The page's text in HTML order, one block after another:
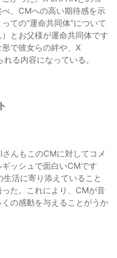
、CMへの高い期待感を示
ての“運命共同体”について
とお父様が運命共同体です
で彼女らの絆や、X
る内容になっている。
んもこのCMに対してコメ
ッシュで面白いCMです
活に寄り添えていること
た。これにより、CMが音
の感動を与えることがうか